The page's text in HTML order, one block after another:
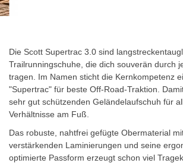
Die Scott Supertrac 3.0 sind
Trailrunningschuhe, die dich souverän durch
tragen. Im Namen sticht die Kernkompetenz
"Supertrac" für beste Off-Road-Traktion.
sehr gut schützenden Geländelaufschuh für
Verhältnisse am Fuß.
Das robuste, nahtfrei gefügte Obermaterial
verstärkenden Laminierungen und seine
optimierte Passform erzeugt schon viel